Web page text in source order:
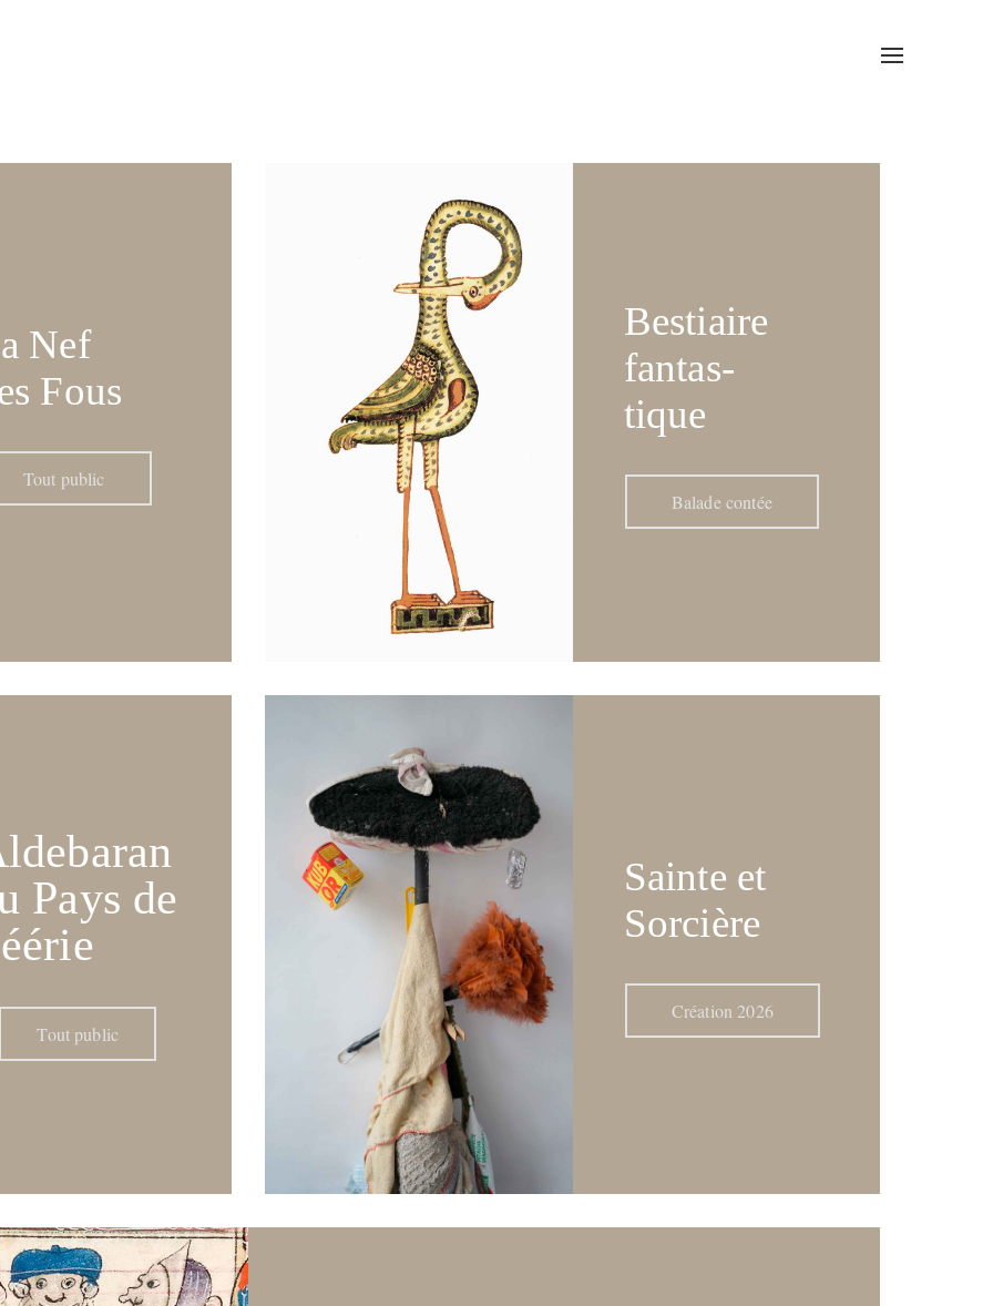
Toggle
Nef
Fous
Tout public
Bestiaire
fantas-
tique
Balade contée
Pays de
Tout public
Sainte et
Sorcière
Création 2026